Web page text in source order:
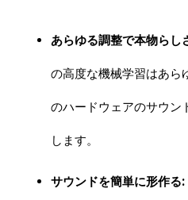
あらゆる調整で本物ら
の高度な機械学習はあら
のハードウェアのサウン
します。
サウンドを簡単に形作る: